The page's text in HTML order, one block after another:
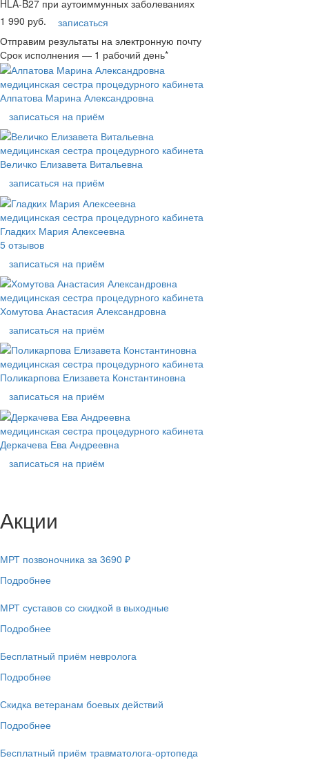
HLA-B27 при аутоиммунных заболеваниях
1 990 руб.
записаться
Отправим результаты на электронную почту
Срок исполнения — 1 рабочий день*
медицинская сестра процедурного кабинета
Алпатова Марина Александровна
записаться на приём
медицинская сестра процедурного кабинета
Величко Елизавета Витальевна
записаться на приём
медицинская сестра процедурного кабинета
Гладких Мария Алексеевна
5 отзывов
записаться на приём
медицинская сестра процедурного кабинета
Хомутова Анастасия Александровна
записаться на приём
медицинская сестра процедурного кабинета
Поликарпова Елизавета Константиновна
записаться на приём
медицинская сестра процедурного кабинета
Деркачева Ева Андреевна
записаться на приём
Акции
МРТ позвоночника за 3690 ₽
Подробнее
МРТ суставов со скидкой в выходные
Подробнее
Бесплатный приём невролога
Подробнее
Скидка ветеранам боевых действий
Подробнее
Бесплатный приём травматолога-ортопеда